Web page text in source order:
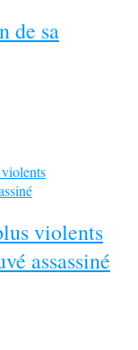
de sa
violents
assassiné